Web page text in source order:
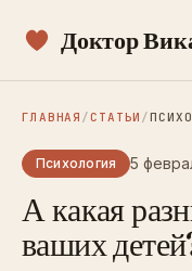
Доктор
ГЛАВНАЯ /СТАТЬИ /
Психология 5
А какая
ваших